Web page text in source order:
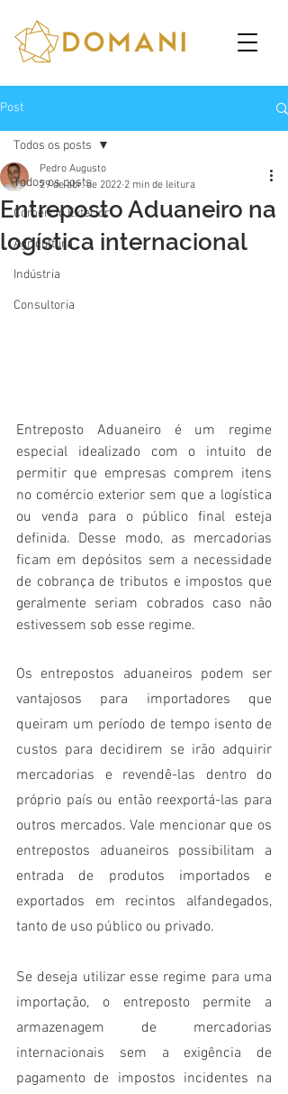
Post
Todos os posts
Comércio Exterior
Agricultura
Indústria
Consultoria
Todos os posts
Entreposto Aduaneiro na
logística internacional
Pedro Augusto
29 de abr. de 2022 2 min de leitura
Entreposto Aduaneiro é um regime
especial idealizado com o intuito de
permitir que empresas comprem itens
no comércio exterior sem que a logística
ou venda para o público final esteja
definida. Desse modo, as mercadorias
ficam em depósitos sem a necessidade
de cobrança de tributos e impostos que
geralmente seriam cobrados caso não
estivessem sob esse regime.
Os entrepostos aduaneiros podem ser
vantajosos para importadores que
queiram um período de tempo isento de
custos para decidirem se irão adquirir
mercadorias e revendê-las dentro do
próprio país ou então reexportá-las para
outros mercados. Vale mencionar que os
entrepostos aduaneiros possibilitam a
entrada de produtos importados e
exportados em recintos alfandegados,
tanto de uso público ou privado.
Se deseja utilizar esse regime para uma
importação, o entreposto permite a
armazenagem de mercadorias
internacionais sem a exigência de
pagamento de impostos incidentes na